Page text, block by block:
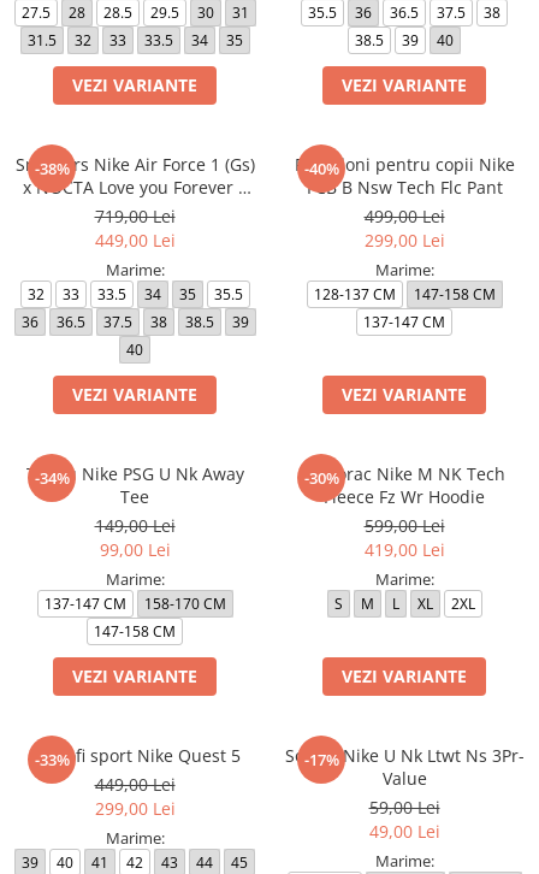
27.5 28 28.5 29.5 30
31
31.5
32 33 33.5 34 35
VEZI VARIANTE
35.5 36 36.5 37.5
38
38.5
39 40
VEZI VARIANTE
-38%
Sneakers Nike Air Force 1 (Gs)
x NOCTA Love you Forever X
Drake
719,00 Lei
449,00 Lei
Marime:
32 33 33.5 34 35
35.5
36
36.5 37.5 38 38.5
39
40
VEZI VARIANTE
-40%
Pantaloni pentru copii Nike
FCB B Nsw Tech Flc Pant
499,00 Lei
299,00 Lei
Marime:
128-137 CM
147-158 CM
137-147 CM
VEZI VARIANTE
-34%
Tricou Nike PSG U Nk Away
Tee
149,00 Lei
99,00 Lei
Marime:
137-147 CM
158-170 CM
147-158 CM
VEZI VARIANTE
-30%
Hanorac Nike M NK Tech
Fleece Fz Wr Hoodie
599,00 Lei
419,00 Lei
Marime:
S M L XL 2XL
VEZI VARIANTE
-33%
Pantofi sport Nike Quest 5
449,00 Lei
299,00 Lei
Marime:
39 40 41 42 43 44 45
-17%
Sosete Nike U Nk Ltwt Ns 3Pr-
Value
59,00 Lei
49,00 Lei
Marime: